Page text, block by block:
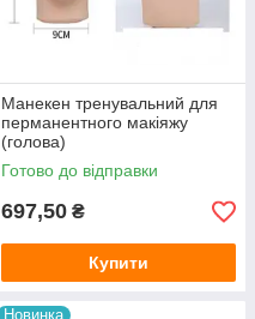
Манекен тренувальний для
перманентного макіяжу
(голова)
Готово до відправки
697,50 ₴
Купити
Новинка